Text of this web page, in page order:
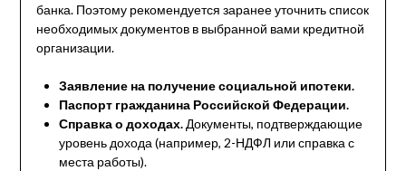
банка. Поэтому рекомендуется заранее уточнить список
необходимых документов в выбранной вами кредитной
организации.
Заявление на получение социальной ипотеки.
Паспорт гражданина Российской Федерации.
Справка о доходах.Документы, подтверждающие
уровень дохода (например, 2-НДФЛ или справка с
места работы).